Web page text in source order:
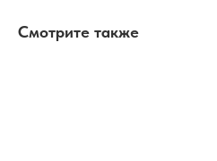
Смотрите также